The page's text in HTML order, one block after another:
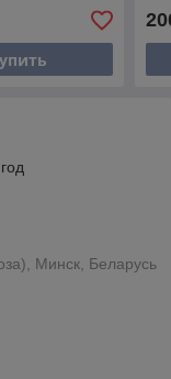
Минск, Беларусь